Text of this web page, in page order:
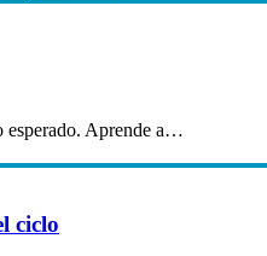
esperado. Aprende a…
ciclo